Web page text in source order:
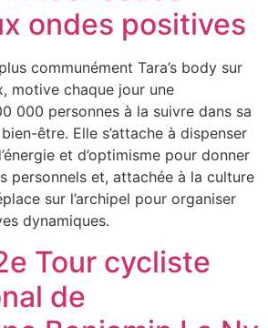
ondes positives
communément Tara’s body sur
motive chaque jour une
000 personnes à la suivre dans sa
être. Elle s’attache à dispenser
et d’optimisme pour donner
personnels et, attachée à la culture
sur l’archipel pour organiser
dynamiques.
Tour cycliste
de